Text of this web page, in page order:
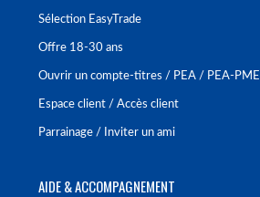
Sélection EasyTrade
Offre 18-30 ans
Ouvrir un compte-titres / PEA / PEA-PME
Espace client / Accès client
Parrainage / Inviter un ami
AIDE & ACCOMPAGNEMENT